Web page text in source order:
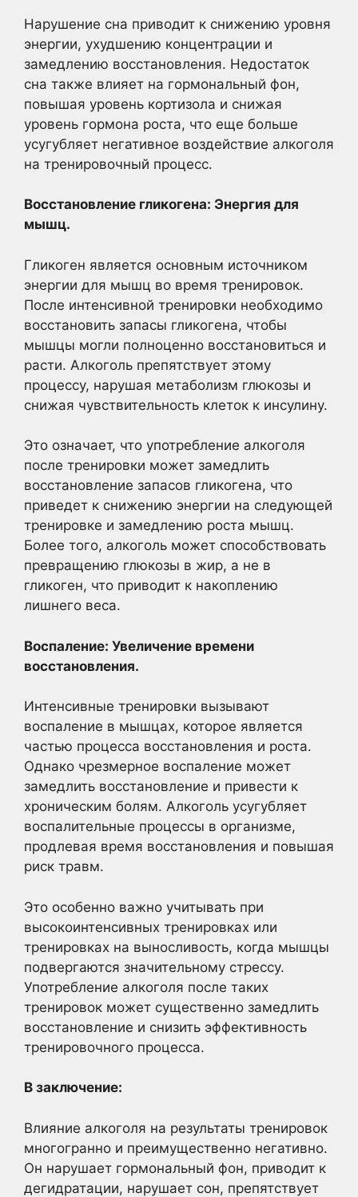
Нарушение сна приводит к снижению уровня
энергии, ухудшению концентрации и
замедлению восстановления. Недостаток
сна также влияет на гормональный фон,
повышая уровень кортизола и снижая
уровень гормона роста, что еще больше
усугубляет негативное воздействие алкоголя
на тренировочный процесс.
Восстановление гликогена: Энергия для
мышц.
Гликоген является основным источником
энергии для мышц во время тренировок.
После интенсивной тренировки необходимо
восстановить запасы гликогена, чтобы
мышцы могли полноценно восстановиться и
расти. Алкоголь препятствует этому
процессу, нарушая метаболизм глюкозы и
снижая чувствительность клеток к инсулину.
Это означает, что употребление алкоголя
после тренировки может замедлить
восстановление запасов гликогена, что
приведет к снижению энергии на следующей
тренировке и замедлению роста мышц.
Более того, алкоголь может способствовать
превращению глюкозы в жир, а не в
гликоген, что приводит к накоплению
лишнего веса.
Воспаление: Увеличение времени
восстановления.
Интенсивные тренировки вызывают
воспаление в мышцах, которое является
частью процесса восстановления и роста.
Однако чрезмерное воспаление может
замедлить восстановление и привести к
хроническим болям. Алкоголь усугубляет
воспалительные процессы в организме,
продлевая время восстановления и повышая
риск травм.
Это особенно важно учитывать при
высокоинтенсивных тренировках или
тренировках на выносливость, когда мышцы
подвергаются значительному стрессу.
Употребление алкоголя после таких
тренировок может существенно замедлить
восстановление и снизить эффективность
тренировочного процесса.
В заключение:
Влияние алкоголя на результаты тренировок
многогранно и преимущественно негативно.
Он нарушает гормональный фон, приводит к
дегидратации, нарушает сон, препятствует